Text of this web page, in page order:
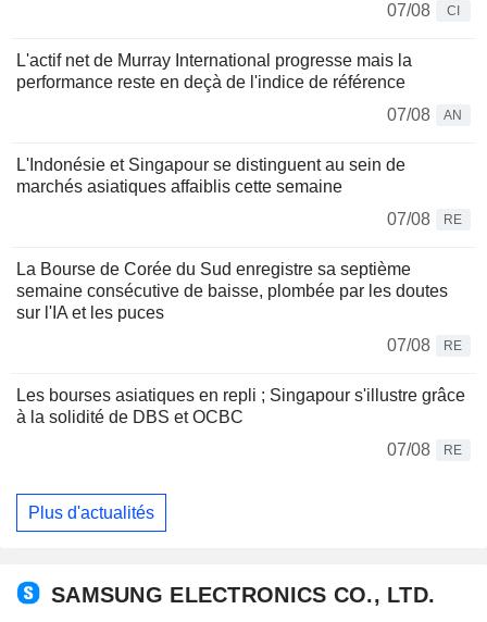
07/08
CI
L'actif net de Murray International progresse mais la
performance reste en deçà de l'indice de référence
07/08
AN
L'Indonésie et Singapour se distinguent au sein de
marchés asiatiques affaiblis cette semaine
07/08
RE
La Bourse de Corée du Sud enregistre sa septième
semaine consécutive de baisse, plombée par les doutes
sur l'IA et les puces
07/08
RE
Les bourses asiatiques en repli ; Singapour s'illustre grâce
à la solidité de DBS et OCBC
07/08
RE
Plus d'actualités
SAMSUNG ELECTRONICS CO., LTD.